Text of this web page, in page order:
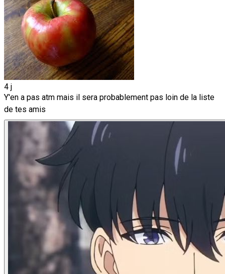
4 j
Y'en a pas atm mais il sera probablement pas loin de la liste
de tes amis